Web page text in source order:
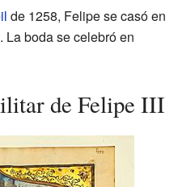
de 1258, Felipe se casó en
. La boda se celebró en
de Felipe III